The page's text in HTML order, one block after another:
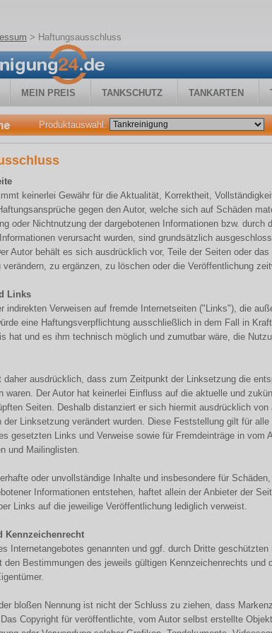
> Haftungsausschluss
MEIN PREIS TANKSCHUTZ TANKARTEN
Produktauswahl:
keinerlei Gewähr für die Aktualität, Korrektheit,
gegen den Autor, welche sich auf Schäden
oder Nichtnutzung der dargebotenen Informationen bzw. durch
verursacht wurden, sind grundsätzlich
Autor behält es sich ausdrücklich vor, Teile der Seiten oder
verändern, zu ergänzen, zu löschen oder die Veröffentlichung
Links
indirekten Verweisen auf fremde Internetseiten ("Links"), die
eine Haftungsverpflichtung ausschließlich in dem Fall in
hat und es ihm technisch möglich und zumutbar wäre, die
daher ausdrücklich, dass zum Zeitpunkt der Linksetzung die
waren. Der Autor hat keinerlei Einfluss auf die aktuelle und
Seiten. Deshalb distanziert er sich hiermit ausdrücklich
der Linksetzung verändert wurden. Diese Feststellung gilt für alle
gesetzten Links und Verweise sowie für Fremdeinträge in vom
und Mailinglisten.
oder unvollständige Inhalte und insbesondere für
Informationen entstehen, haftet allein der Anbieter der
Links auf die jeweilige Veröffentlichung lediglich verweist.
Kennzeichenrecht
Internetangebotes genannten und ggf. durch Dritte
den Bestimmungen des jeweils gültigen Kennzeichenrechts und
bloßen Nennung ist nicht der Schluss zu ziehen, dass
Copyright für veröffentlichte, vom Autor selbst erstellte